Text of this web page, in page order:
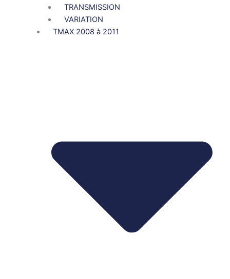
TRANSMISSION
VARIATION
TMAX 2008 à 2011